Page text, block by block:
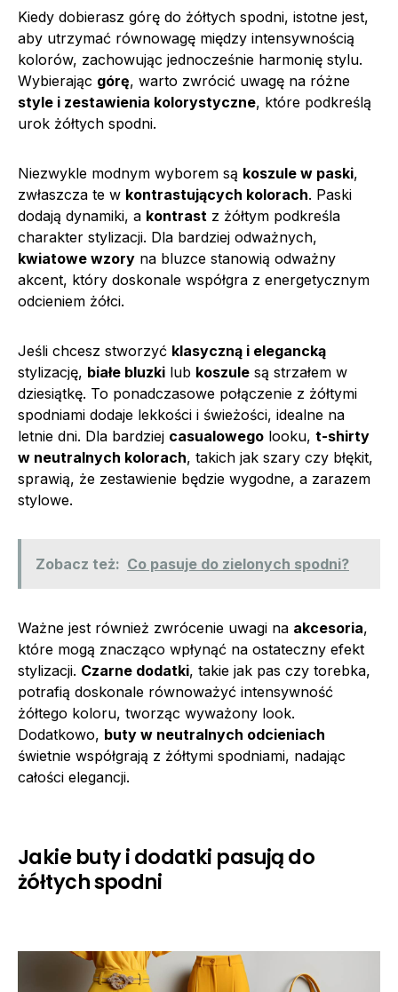
Kiedy dobierasz górę do żółtych spodni, istotne jest,
aby utrzymać równowagę między intensywnością
kolorów, zachowując jednocześnie harmonię stylu.
Wybierając górę, warto zwrócić uwagę na różne
style i zestawienia kolorystyczne, które podkreślą
urok żółtych spodni.
Niezwykle modnym wyborem są koszule w paski,
zwłaszcza te w kontrastujących kolorach. Paski
dodają dynamiki, a kontrast z żółtym podkreśla
charakter stylizacji. Dla bardziej odważnych,
kwiatowe wzory na bluzce stanowią odważny
akcent, który doskonale współgra z energetycznym
odcieniem żółci.
Jeśli chcesz stworzyć klasyczną i elegancką
stylizację, białe bluzki lub koszule są strzałem w
dziesiątkę. To ponadczasowe połączenie z żółtymi
spodniami dodaje lekkości i świeżości, idealne na
letnie dni. Dla bardziej casualowego looku, t-shirty
w neutralnych kolorach, takich jak szary czy błękit,
sprawią, że zestawienie będzie wygodne, a zarazem
stylowe.
Zobacz też: Co pasuje do zielonych spodni?
Ważne jest również zwrócenie uwagi na akcesoria,
które mogą znacząco wpłynąć na ostateczny efekt
stylizacji. Czarne dodatki, takie jak pas czy torebka,
potrafią doskonale równoważyć intensywność
żółtego koloru, tworząc wyważony look.
Dodatkowo, buty w neutralnych odcieniach
świetnie współgrają z żółtymi spodniami, nadając
całości elegancji.
Jakie buty i dodatki pasują do
żółtych spodni